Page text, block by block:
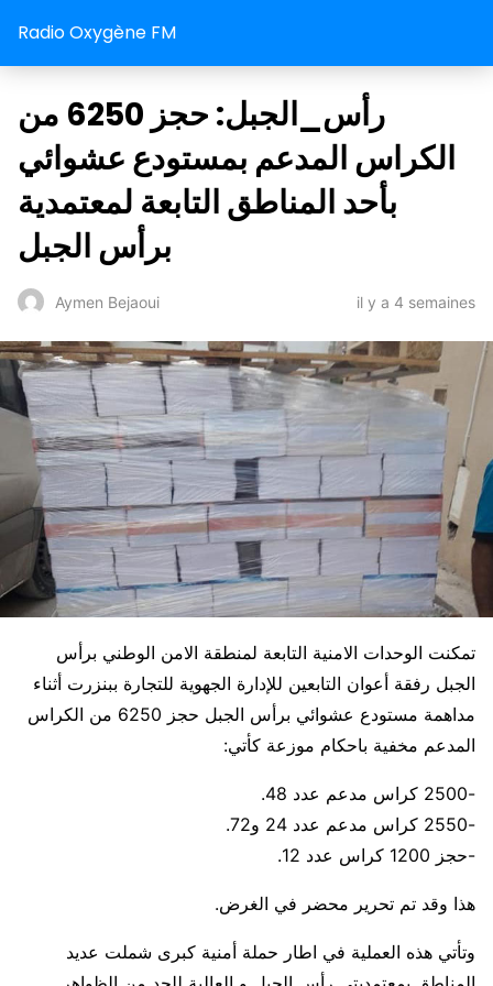
Radio Oxygène FM
رأس_الجبل: حجز 6250 من
الكراس المدعم بمستودع عشوائي
بأحد المناطق التابعة لمعتمدية
برأس الجبل
Aymen Bejaoui il y a 4 semaines
تمكنت الوحدات الامنية التابعة لمنطقة الامن الوطني برأس
الجبل رفقة أعوان التابعين للإدارة الجهوية للتجارة ببنزرت أثناء
مداهمة مستودع عشوائي برأس الجبل حجز 6250 من الكراس
المدعم مخفية باحكام موزعة كأتي:
-2500 كراس مدعم عدد 48.
-2550 كراس مدعم عدد 24 و72.
-حجز 1200 كراس عدد 12.
هذا وقد تم تحرير محضر في الغرض.
وتأتي هذه العملية في اطار حملة أمنية كبرى شملت عديد